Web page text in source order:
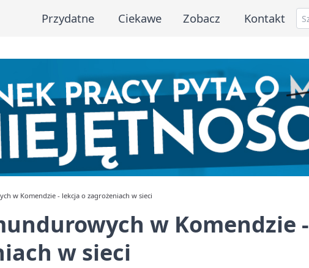
Przydatne Ciekawe Zobacz Kontakt
w Komendzie - lekcja o zagrożeniach w sieci
w Komendzie -
w sieci